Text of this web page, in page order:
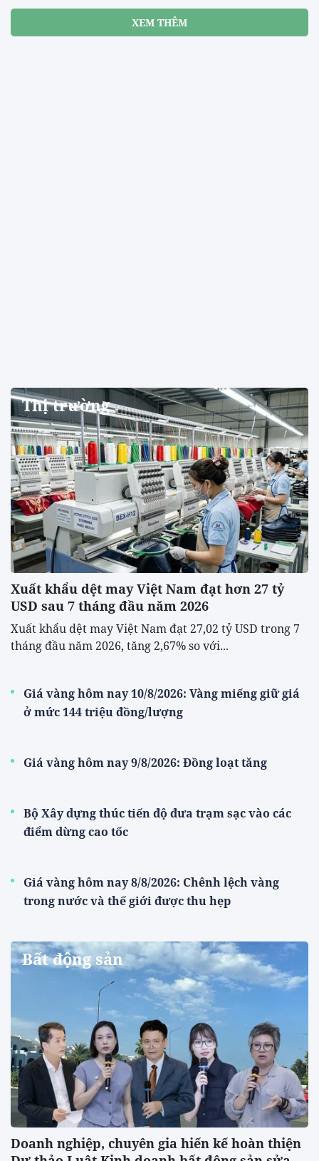
XEM THÊM
Thị trường
Xuất khẩu dệt may Việt Nam đạt hơn 27 tỷ
USD sau 7 tháng đầu năm 2026
Xuất khẩu dệt may Việt Nam đạt 27,02 tỷ USD trong 7
tháng đầu năm 2026, tăng 2,67% so với...
Giá vàng hôm nay 10/8/2026: Vàng miếng giữ giá
ở mức 144 triệu đồng/lượng
Giá vàng hôm nay 9/8/2026: Đồng loạt tăng
Bộ Xây dựng thúc tiến độ đưa trạm sạc vào các
điểm dừng cao tốc
Giá vàng hôm nay 8/8/2026: Chênh lệch vàng
trong nước và thế giới được thu hẹp
Bất động sản
Doanh nghiệp, chuyên gia hiến kế hoàn thiện